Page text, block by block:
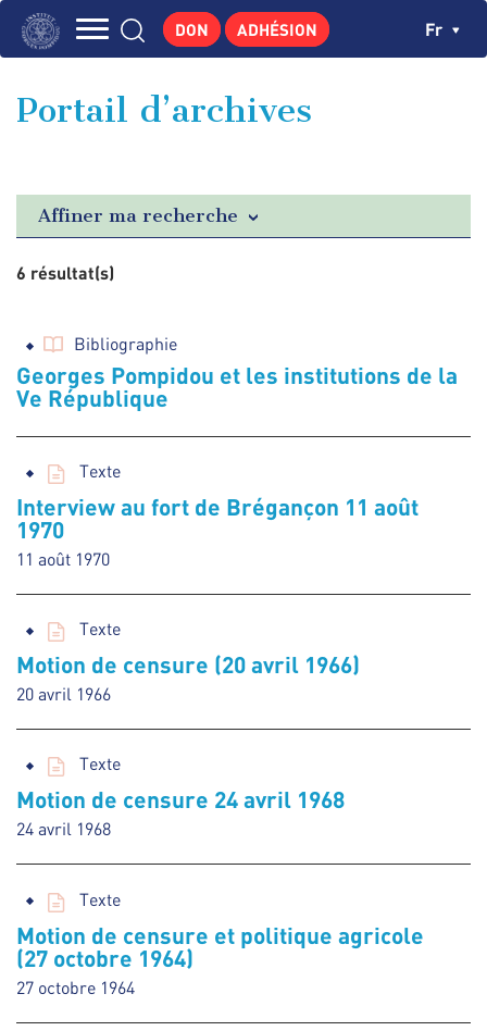
Aller
principale
GEORGES POMPIDOU
PUBLICATIONS
ACTUALITÉS
DON ADHÉSION Fr
Portail d’archives
Affiner ma recherche
6 résultat(s)
Bibliographie
Georges Pompidou et les institutions de la
Ve République
Texte
Interview au fort de Brégançon 11 août
1970
11 août 1970
Texte
Motion de censure (20 avril 1966)
20 avril 1966
Texte
Motion de censure 24 avril 1968
24 avril 1968
Texte
Motion de censure et politique agricole
(27 octobre 1964)
27 octobre 1964
Panneau de gestion des cookies